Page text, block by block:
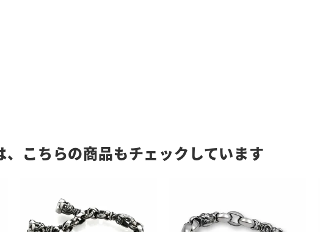
、こちらの商品もチェックしています